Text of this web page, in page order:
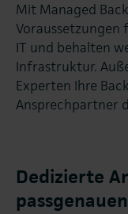
Mit Managed
Voraussetzungen
IT und behalten
Infrastruktur.
Experten Ihre
Ansprechpartner
Dedizierte